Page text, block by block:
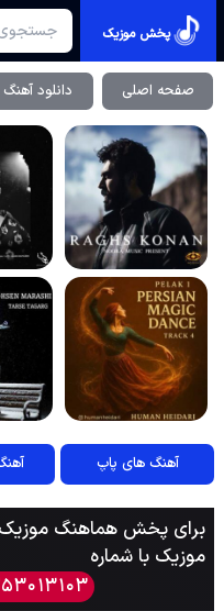
پخش موزیک
صفحه اصلی دانلود آهنگ
آهنگ های پاپ
برای پخش هماهنگ
موزیک با شماره